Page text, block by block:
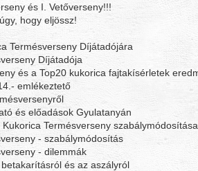
és I. Vetőverseny!!!
hogy eljössz!
Termésverseny Díjátadójára
Díjátadója
és a Top20 kukorica fajtakísérletek
emlékeztető
és előadások Gyulatanyán
Termésverseny szabálymódosítása
- szabálymódosítás
- dilemmák
és az aszályról